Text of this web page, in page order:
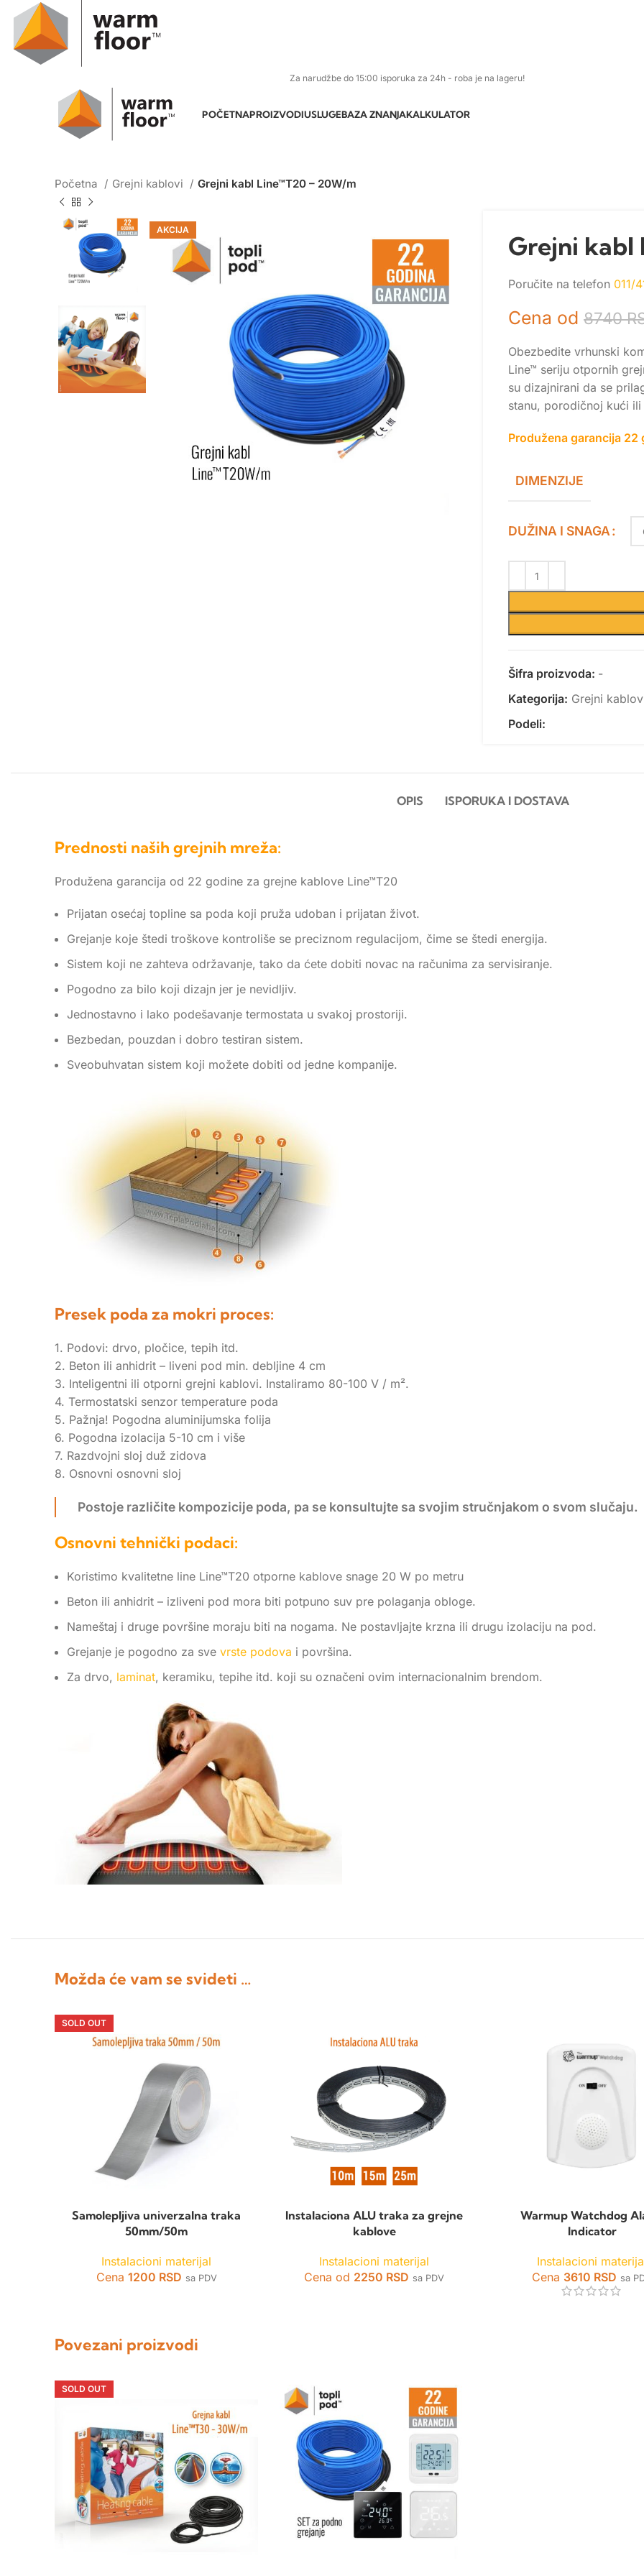
Za narudžbe do 15:00 isporuka za 24h - roba je na lageru!
POČETNAPROIZVODIUSLUGEBAZA ZNANJAKALKULATOR
Početna Grejni kablovi Grejni kabl Line™T20 – 20W/m
AKCIJA
Grejni kabl
Poručite na telefon 011/
Cena od 8740
Obezbedite vrhunski
Line™ seriju otpornih
su dizajnirani da se
stanu, porodičnoj kući
Produžena garancija 22
DIMENZIJE
DUŽINA I SNAGA
Šifra proizvoda: -
Kategorija: Grejni
Podeli:
OPIS ISPORUKA I DOSTAVA
Prednosti naših grejnih mreža:
Produžena garancija od 22 godine za grejne kablove Line™T20
Prijatan osećaj topline sa poda koji pruža udoban i prijatan život.
Grejanje koje štedi troškove kontroliše se preciznom regulacijom, čime se štedi energija.
Sistem koji ne zahteva održavanje, tako da ćete dobiti novac na računima za servisiranje.
Pogodno za bilo koji dizajn jer je nevidljiv.
Jednostavno i lako podešavanje termostata u svakoj prostoriji.
Bezbedan, pouzdan i dobro testiran sistem.
Sveobuhvatan sistem koji možete dobiti od jedne kompanije.
Presek poda za mokri proces:
1. Podovi: drvo, pločice, tepih itd.
2. Beton ili anhidrit – liveni pod min. debljine 4 cm
3. Inteligentni ili otporni grejni kablovi. Instaliramo 80-100 V / m².
4. Termostatski senzor temperature poda
5. Pažnja! Pogodna aluminijumska folija
6. Pogodna izolacija 5-10 cm i više
7. Razdvojni sloj duž zidova
8. Osnovni osnovni sloj
Postoje različite kompozicije poda, pa se konsultujte sa svojim stručnjakom o svom slučaju.
Osnovni tehnički podaci:
Koristimo kvalitetne line Line™T20 otporne kablove snage 20 W po metru
Beton ili anhidrit – izliveni pod mora biti potpuno suv pre polaganja obloge.
Nameštaj i druge površine moraju biti na nogama. Ne postavljajte krzna ili drugu izolaciju na pod.
Grejanje je pogodno za sve vrste podova i površina.
Za drvo, laminat, keramiku, tepihe itd. koji su označeni ovim internacionalnim brendom.
Možda će vam se svideti …
SOLD OUT
Samolepljiva univerzalna traka
50mm/50m
Instalacioni materijal
Cena 1200 RSD sa PDV
Instalaciona ALU traka za grejne
kablove
Instalacioni materijal
Cena od 2250 RSD sa PDV
Warmup Watchdog
Indicator
Instalacioni
Cena 3610 RSD sa
Povezani proizvodi
SOLD OUT